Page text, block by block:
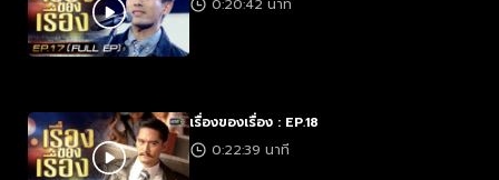
0:20:42 นาที
เรื่องของเรื่อง : EP.18
0:22:39 นาที